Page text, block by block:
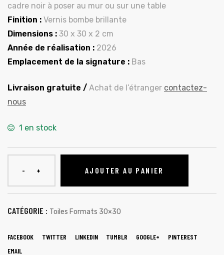
cadre noir à poser au mur ou sur une table
Finition : Vernis bombe brillante
Dimensions : 30 x 30 x 2 cm
Année de réalisation : 2026
Emplacement de la signature : Bas
Livraison gratuite / Achat de l’étranger contactez-
nous
1 en stock
AJOUTER AU PANIER
CATÉGORIE : Toiles Formats 30×30
FACEBOOK TWITTER LINKEDIN TUMBLR GOOGLE+
PINTEREST
EMAIL